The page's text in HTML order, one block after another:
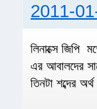
2011-
লিনাক্সে জিপি
এর আবালদের
তিনটা শব্দের